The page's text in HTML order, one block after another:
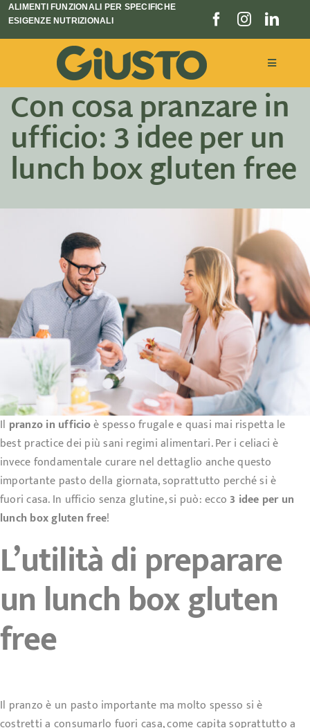
Salta
ALIMENTI FUNZIONALI PER SPECIFICHE
ESIGENZE NUTRIZIONALI
Linee prodotto
Chi siamo
Store locator
PER:
Con cosa pranzare in
ufficio: 3 idee per un
lunch box gluten free
Il pranzo in ufficioè spesso frugale e quasi mai rispetta le
best practice dei più sani regimi alimentari. Per i celiaci è
invece fondamentale curare nel dettaglio anche questo
importante pasto della giornata, soprattutto perché si è
fuori casa. In ufficio senza glutine, si può: ecco3 idee per un
lunch box gluten free!
L’utilità di preparare
un lunch box gluten
free
Il pranzo è un pasto importante ma molto spesso si è